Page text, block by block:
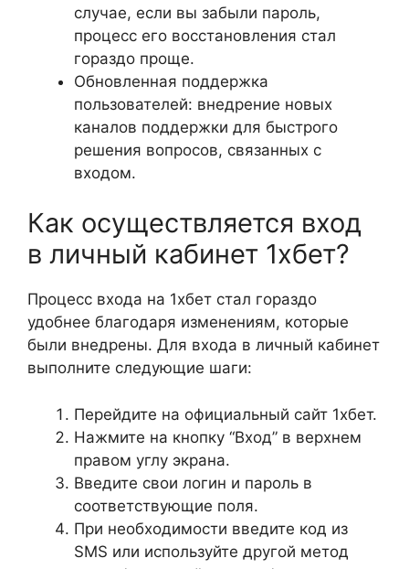
случае, если вы забыли пароль,
процесс его восстановления стал
гораздо проще.
Обновленная поддержка
пользователей: внедрение новых
каналов поддержки для быстрого
решения вопросов, связанных с
входом.
Как осуществляется вход
в личный кабинет 1хбет?
Процесс входа на 1хбет стал гораздо
удобнее благодаря изменениям, которые
были внедрены. Для входа в личный кабинет
выполните следующие шаги:
Перейдите на официальный сайт 1хбет.
Нажмите на кнопку “Вход” в верхнем
правом углу экрана.
Введите свои логин и пароль в
соответствующие поля.
При необходимости введите код из
SMS или используйте другой метод